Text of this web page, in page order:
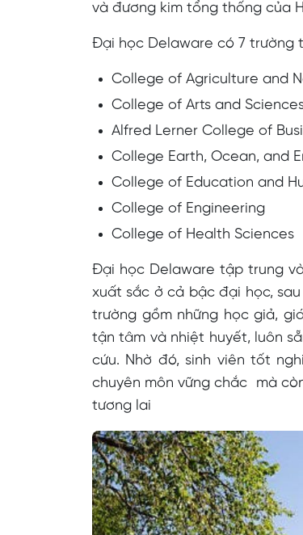
và đương kim tổng thống của
Đại học Delaware có 7 trường
College of Agriculture and
College of Arts and
Alfred Lerner College of
College Earth, Ocean, and
College of Education and
College of Engineering
College of Health Sciences
Đại học Delaware tập trung
xuất sắc ở cả bậc đại học,
trường gồm những học giả,
tận tâm và nhiệt huyết, luôn
cứu. Nhờ đó, sinh viên tốt
chuyên môn vững chắc mà
tương lai